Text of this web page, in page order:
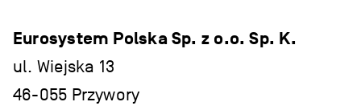
Eurosystem Polska Sp. z o.o. Sp. K.
ul. Wiejska 13
46-055 Przywory